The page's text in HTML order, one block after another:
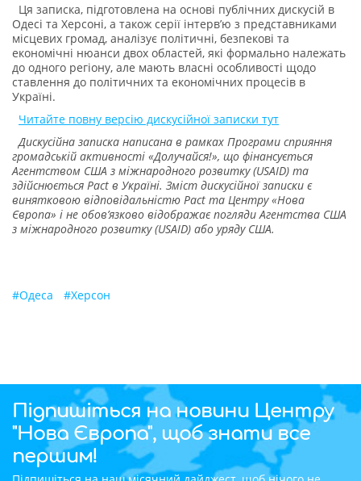
Ця записка, підготовлена на основі публічних дискусій в
Одесі та Херсоні, а також серії інтерв’ю з представниками
місцевих громад, аналізує політичні, безпекові та
економічні нюанси двох областей, які формально належать
до одного регіону, але мають власні особливості щодо
ставлення до політичних та економічних процесів в
Україні.
Читайте повну версію дискусійної записки тут
Дискусійна записка написана в рамках Програми сприяння
громадській активності «Долучайся!», що фінансується
Агентством США з міжнародного розвитку (USAID) та
здійснюється Pact в Україні. Зміст дискусійної записки є
винятковою відповідальністю Pact та Центру «Нова
Європа» i не обов’язково відображає погляди Агентства США
з міжнародного розвитку (USAID) або уряду США.
#Одеса #Херсон
Підпишіться на новини Центру
"Нова Європа", щоб знати все
першим!